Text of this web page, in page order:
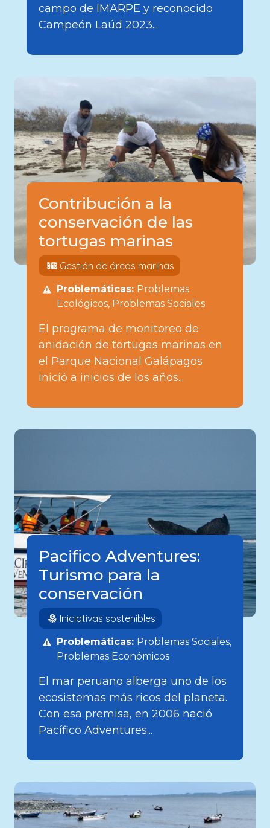
campo de IMARPE y reconocido
Campeón Laúd 2023...
Contribución a la
conservación de las
tortugas marinas
Gestión de áreas marinas
Problemáticas: Problemas
Ecológicos Problemas Sociales
El programa de monitoreo de
anidación de tortugas marinas en
el Parque Nacional Galápagos
inició a inicios de los años...
Pacifico Adventures:
Turismo para la
conservación
Iniciativas sostenibles
Problemáticas: Problemas Sociales
Problemas Económicos
El mar peruano alberga uno de los
ecosistemas más ricos del planeta.
Con esa premisa, en 2006 nació
Pacífico Adventures...